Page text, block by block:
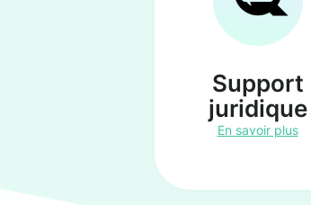
Support
juridique
En savoir plus